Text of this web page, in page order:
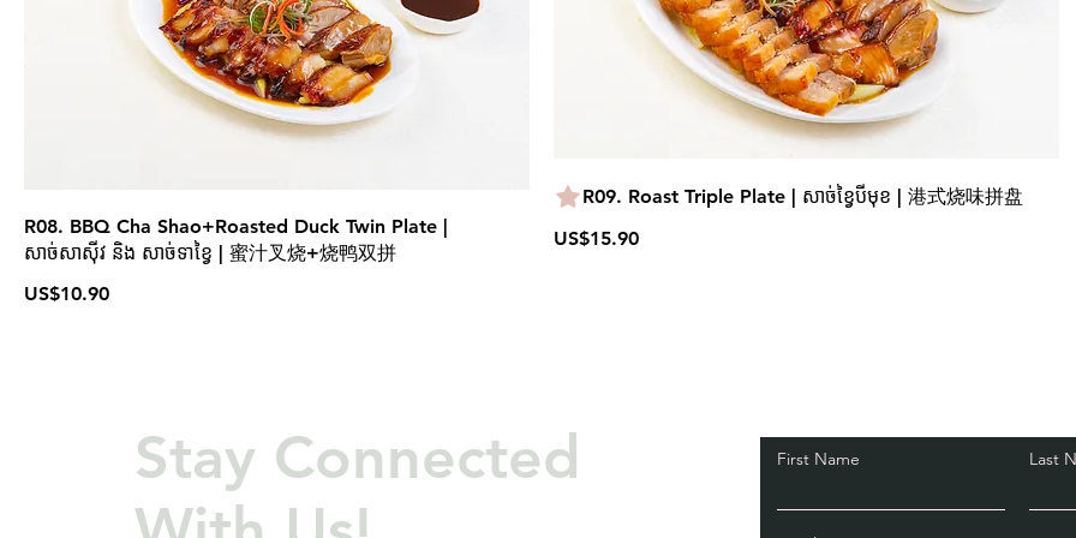
R08. BBQ Cha Shao+Roasted Duck Twin Plate |
សាច់សាសុីវ និង សាច់ទាខ្វៃ | 蜜汁叉烧+烧鸭双拼
US$10.90
R09. Roast Triple Plate | សាច់ខ្វៃបីមុខ | 港式烧味拼盘
US$15.90
Stay Connected
First Name Last